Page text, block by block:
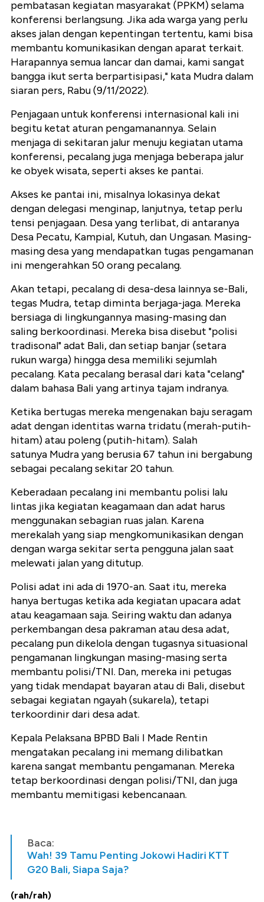
pembatasan kegiatan masyarakat (PPKM) selama
konferensi berlangsung. Jika ada warga yang perlu
akses jalan dengan kepentingan tertentu, kami bisa
membantu komunikasikan dengan aparat terkait.
Harapannya semua lancar dan damai, kami sangat
bangga ikut serta berpartisipasi," kata Mudra dalam
siaran pers, Rabu (9/11/2022).
Penjagaan untuk konferensi internasional kali ini
begitu ketat aturan pengamanannya. Selain
menjaga di sekitaran jalur menuju kegiatan utama
konferensi, pecalang juga menjaga beberapa jalur
ke obyek wisata, seperti akses ke pantai.
Akses ke pantai ini, misalnya lokasinya dekat
dengan delegasi menginap, lanjutnya, tetap perlu
tensi penjagaan. Desa yang terlibat, di antaranya
Desa Pecatu, Kampial, Kutuh, dan Ungasan. Masing-
masing desa yang mendapatkan tugas pengamanan
ini mengerahkan 50 orang pecalang.
Akan tetapi, pecalang di desa-desa lainnya se-Bali,
tegas Mudra, tetap diminta berjaga-jaga. Mereka
bersiaga di lingkungannya masing-masing dan
saling berkoordinasi. Mereka bisa disebut "polisi
tradisonal" adat Bali, dan setiap banjar (setara
rukun warga) hingga desa memiliki sejumlah
pecalang. Kata pecalang berasal dari kata "celang"
dalam bahasa Bali yang artinya tajam indranya.
Ketika bertugas mereka mengenakan baju seragam
adat dengan identitas warna tridatu (merah-putih-
hitam) atau poleng (putih-hitam). Salah
satunya Mudra yang berusia 67 tahun ini bergabung
sebagai pecalang sekitar 20 tahun.
Keberadaan pecalang ini membantu polisi lalu
lintas jika kegiatan keagamaan dan adat harus
menggunakan sebagian ruas jalan. Karena
merekalah yang siap mengkomunikasikan dengan
dengan warga sekitar serta pengguna jalan saat
melewati jalan yang ditutup.
Polisi adat ini ada di 1970-an. Saat itu, mereka
hanya bertugas ketika ada kegiatan upacara adat
atau keagamaan saja. Seiring waktu dan adanya
perkembangan desa pakraman atau desa adat,
pecalang pun dikelola dengan tugasnya situasional
pengamanan lingkungan masing-masing serta
membantu polisi/TNI. Dan, mereka ini petugas
yang tidak mendapat bayaran atau di Bali, disebut
sebagai kegiatan ngayah (sukarela), tetapi
terkoordinir dari desa adat.
Kepala Pelaksana BPBD Bali I Made Rentin
mengatakan pecalang ini memang dilibatkan
karena sangat membantu pengamanan. Mereka
tetap berkoordinasi dengan polisi/TNI, dan juga
membantu memitigasi kebencanaan.
Baca:
Wah! 39 Tamu Penting Jokowi Hadiri KTT
G20 Bali, Siapa Saja?
(rah/rah)